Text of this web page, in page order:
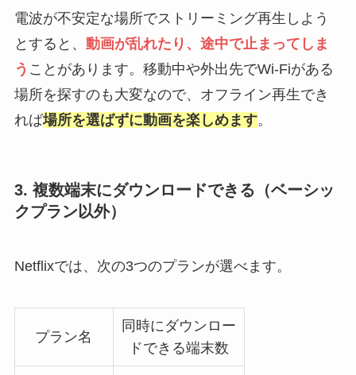
電波が不安定な場所でストリーミング再生しよう
とすると、 動画が乱れたり、途中で止まってしま
う ことがあります。移動中や外出先でWi-Fiがある
場所を探すのも大変なので、オフライン再生でき
れば場所を選ばずに動画を楽しめます。
3. 複数端末にダウンロードできる（ベーシッ
クプラン以外）
Netflixでは、次の3つのプランが選べます。
プラン名
同時にダウンロー
ドできる端末数